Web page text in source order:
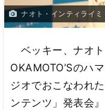
ナオト・インティライミ
ベッキー、ナオト
OKAMOTO’Sのハ
ジオでおこなわれ
ンテンツ」発表会